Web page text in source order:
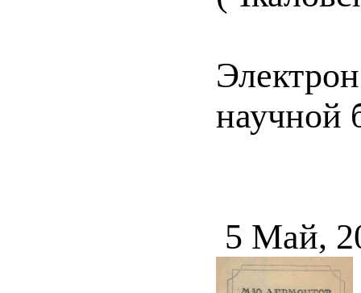
научной
5 Май,